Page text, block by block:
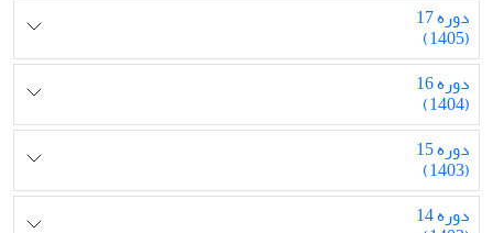
دوره 17
(1405)
دوره 16
(1404)
دوره 15
(1403)
دوره 14